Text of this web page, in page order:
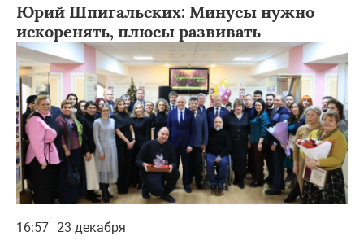
Юрий Шпигальских: Минусы нужно
искоренять, плюсы развивать
16:57 23 декабря